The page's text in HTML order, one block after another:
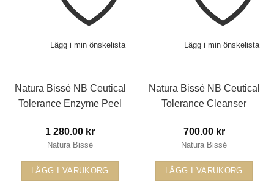
Lägg i min önskelista
Natura Bissé NB Ceutical
Tolerance Enzyme Peel
1 280.00 kr
Natura Bissé
LÄGG I VARUKORG
Lägg i min önskelista
Natura Bissé NB Ceutical
Tolerance Cleanser
700.00 kr
Natura Bissé
LÄGG I VARUKORG